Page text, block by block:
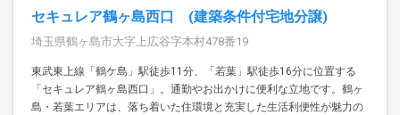
セキュレア鶴ヶ島西口 (建築条件付宅地分譲)
埼玉県鶴ヶ島市大字上広谷字本村478番19
東武東上線「鶴ケ島」駅徒歩11分、「若葉」駅徒歩16分に位置する
「セキュレア鶴ヶ島西口」。通勤やお出かけに便利な立地です。鶴ヶ
島・若葉エリアは、落ち着いた住環境と充実した生活利便性が魅力の